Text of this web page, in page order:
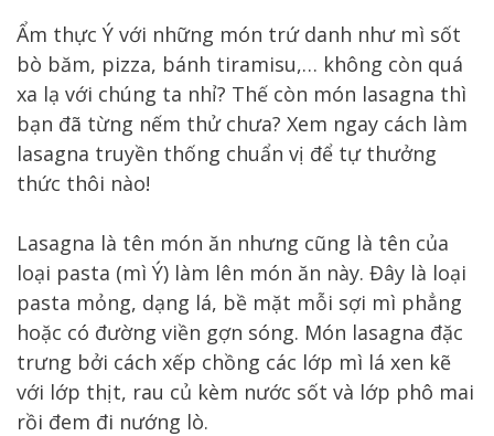
Ẩm thực Ý với những món trứ danh như mì sốt
bò băm, pizza, bánh tiramisu,… không còn quá
xa lạ với chúng ta nhỉ? Thế còn món lasagna thì
bạn đã từng nếm thử chưa? Xem ngay cách làm
lasagna truyền thống chuẩn vị để tự thưởng
thức thôi nào!
Lasagna là tên món ăn nhưng cũng là tên của
loại pasta (mì Ý) làm lên món ăn này. Đây là loại
pasta mỏng, dạng lá, bề mặt mỗi sợi mì phẳng
hoặc có đường viền gợn sóng. Món lasagna đặc
trưng bởi cách xếp chồng các lớp mì lá xen kẽ
với lớp thịt, rau củ kèm nước sốt và lớp phô mai
rồi đem đi nướng lò.